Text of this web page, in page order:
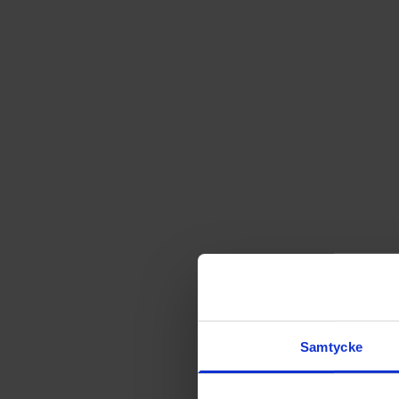
Samtycke